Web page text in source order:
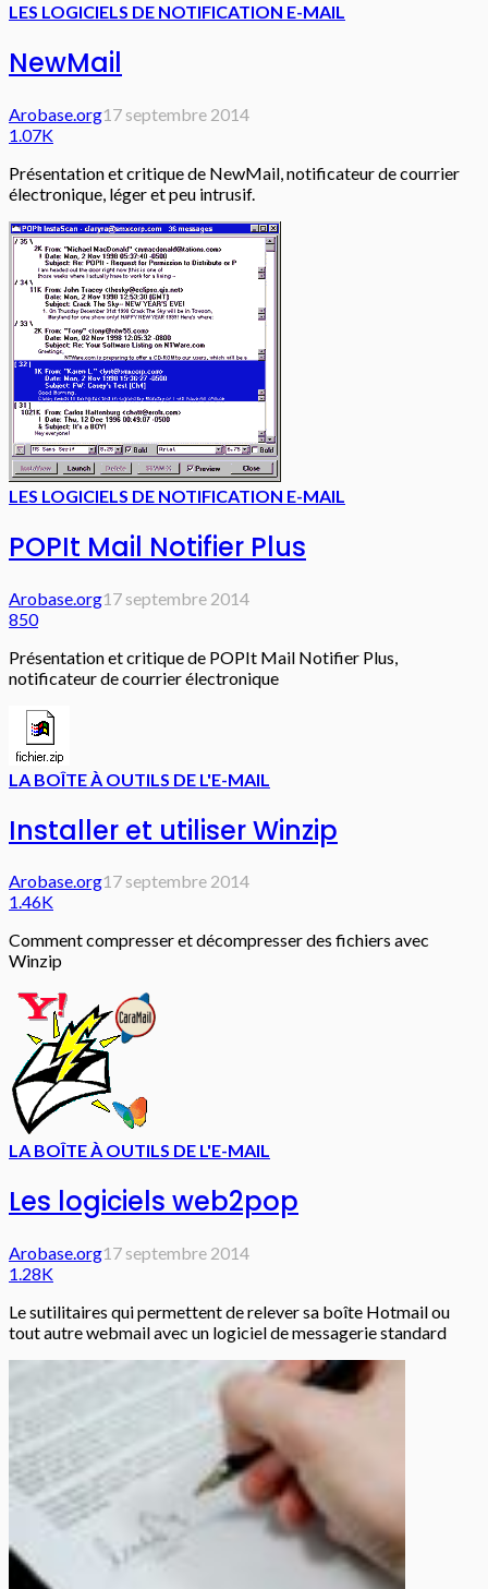
LES LOGICIELS DE NOTIFICATION E-MAIL
NewMail
Arobase.org17 septembre 2014
1.07K
Présentation et critique de NewMail, notificateur de courrier
électronique, léger et peu intrusif.
LES LOGICIELS DE NOTIFICATION E-MAIL
POPIt Mail Notifier Plus
Arobase.org17 septembre 2014
850
Présentation et critique de POPIt Mail Notifier Plus,
notificateur de courrier électronique
LA BOÎTE À OUTILS DE L'E-MAIL
Installer et utiliser Winzip
Arobase.org17 septembre 2014
1.46K
Comment compresser et décompresser des fichiers avec
Winzip
LA BOÎTE À OUTILS DE L'E-MAIL
Les logiciels web2pop
Arobase.org17 septembre 2014
1.28K
Le sutilitaires qui permettent de relever sa boîte Hotmail ou
tout autre webmail avec un logiciel de messagerie standard